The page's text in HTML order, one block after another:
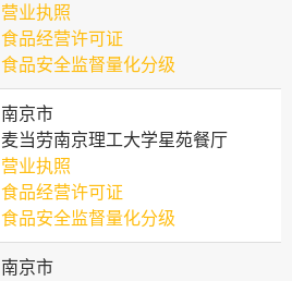
营业执照
食品经营许可证
食品安全监督量化分级
南京市
麦当劳南京理工大学星苑餐厅
营业执照
食品经营许可证
食品安全监督量化分级
南京市